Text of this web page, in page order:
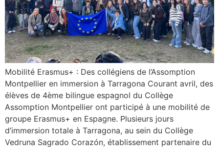
Mobilité Erasmus+ : Des collégiens de l’Assomption
Montpellier en immersion à Tarragona Courant avril, des
élèves de 4ème bilingue espagnol du Collège
Assomption Montpellier ont participé à une mobilité de
groupe Erasmus+ en Espagne. Plusieurs jours
d’immersion totale à Tarragona, au sein du Collège
Vedruna Sagrado Corazón, établissement partenaire du